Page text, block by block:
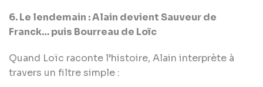
6. Le lendemain : Alain devient Sauveur de
Franck… puis Bourreau de Loïc
Quand Loïc raconte l’histoire, Alain interprète à
travers un filtre simple :